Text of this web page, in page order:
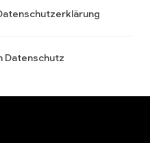
Datenschutz